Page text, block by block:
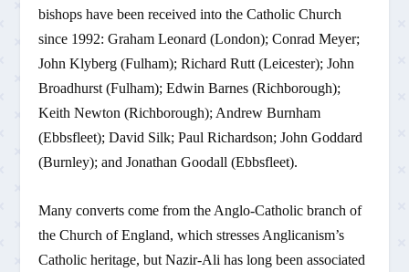
bishops have been received into the Catholic Church
since 1992: Graham Leonard (London); Conrad Meyer;
John Klyberg (Fulham); Richard Rutt (Leicester); John
Broadhurst (Fulham); Edwin Barnes (Richborough);
Keith Newton (Richborough); Andrew Burnham
(Ebbsfleet); David Silk; Paul Richardson; John Goddard
(Burnley); and Jonathan Goodall (Ebbsfleet).
Many converts come from the Anglo-Catholic branch of
the Church of England, which stresses Anglicanism’s
Catholic heritage, but Nazir-Ali has long been associated